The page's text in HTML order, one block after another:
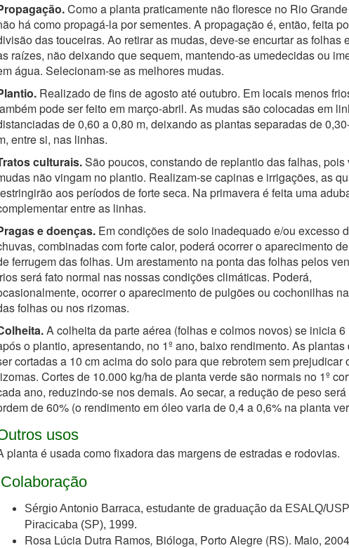
Como a planta praticamente não floresce no Rio
há como propagá-la por sementes. A propagação é, então, feita
das touceiras. Ao retirar as mudas, deve-se encurtar as folhas
raízes, não deixando que sequem, mantendo-as umedecidas ou
água. Selecionam-se as melhores mudas.
Realizado de fins de agosto até outubro. Em locais menos
pode ser feito em março-abril. As mudas são colocadas em
de 0,60 a 0,80 m, deixando as plantas separadas de
entre si, nas linhas.
culturais.São poucos, constando de replantio das falhas, pois
não vingam no plantio. Realizam-se capinas e irrigações, as
aos períodos de forte seca. Na primavera é feita uma
entre as linhas.
e doenças. Em condições de solo inadequado e/ou excesso
combinadas com forte calor, poderá ocorrer o aparecimento
ferrugem das folhas. Um arestamento na ponta das folhas pelos
será fato normal nas nossas condições climáticas. Poderá,
ocorrer o aparecimento de pulgões ou cochonilhas
folhas ou nos rizomas.
A colheita da parte aérea (folhas e colmos novos) se inicia 6
o plantio, apresentando, no 1º ano, baixo rendimento. As plantas
cortadas a 10 cm acima do solo para que rebrotem sem prejudicar
Cortes de 10.000 kg/ha de planta verde são normais no 1º
ano, reduzindo-se nos demais. Ao secar, a redução de peso será
de 60% (o rendimento em óleo varia de 0,4 a 0,6% na planta
usos
planta é usada como fixadora das margens de estradas e rodovias.
Colaboração
Sérgio Antonio Barraca, estudante de graduação da ESALQ/
Piracicaba (SP), 1999.
Rosa Lúcia Dutra Ramos, Bióloga, Porto Alegre (RS). Maio,